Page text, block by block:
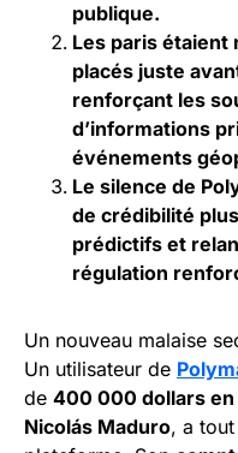
publique.
Les paris
placés juste
renforçant les
d’informations
événements
Le silence de
de crédibilité
prédictifs et
régulation
Un nouveau malaise
Un utilisateur de
de 400 000 dollars
Nicolás Maduro, a